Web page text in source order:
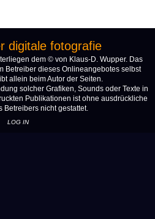
digitale fotografie
dem © von Klaus-D. Wupper. Das
Betreiber dieses Onlineangebotes selbst
allein beim Autor der Seiten.
solcher Grafiken, Sounds oder Texte in
Publikationen ist ohne ausdrückliche
Betreibers nicht gestattet.
LOG IN